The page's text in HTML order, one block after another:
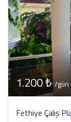
1.200 ₺/gün
Fethiye Çalış